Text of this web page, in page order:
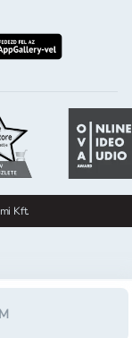
app-store-ból
letöltés
Kft.